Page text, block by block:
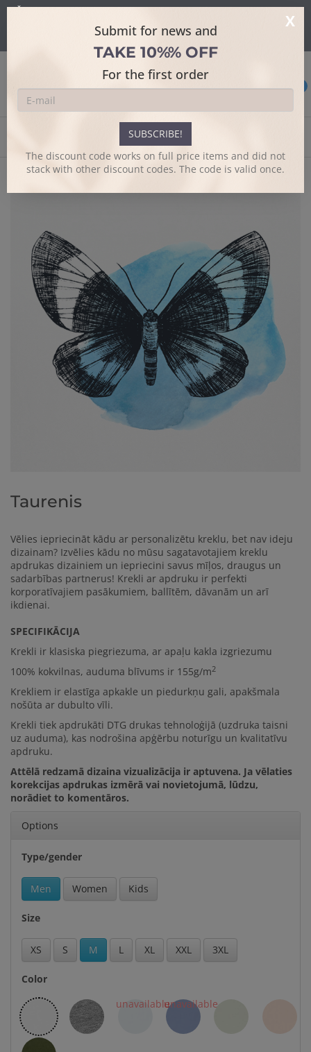
X
Submit for news and
TAKE 10%% OFF
For the first order
SUBSCRIBE!
The discount code works on full price items and did not
stack with other discount codes. The code is valid once.
Taurenis
Taurenis
Vēlies iepriecināt kādu ar personalizētu kreklu, bet nav ideju
dizainam? Izvēlies kādu no mūsu sagatavotajiem kreklu
apdrukas dizainiem un iepriecini savus mīļos, draugus un
sadarbības partnerus! Krekli ar apdruku ir perfekti
korporatīvajiem pasākumiem, ballītēm, dāvanām un arī
ikdienai.
SPECIFIKĀCIJA
Krekli ir klasiska piegriezuma, ar apaļu kakla izgriezumu
100% kokvilnas, auduma blīvums ir 155g/m2
Krekliem ir elastīga apkakle un piedurkņu gali, apakšmala
nošūta ar dubulto vīli.
Krekli tiek apdrukāti DTG drukas tehnoloģijā (uzdruka taisni
uz auduma), kas nodrošina apģērbu noturīgu un kvalitatīvu
apdruku.
Attēlā redzamā dizaina vizualizācija ir aptuvena. Ja vēlaties
korekcijas apdrukas izmērā vai novietojumā, lūdzu,
norādiet to komentāros.
Options
Type/gender
Men Women Kids
Size
XS S M L XL XXL 3XL
Color
papildus funkciju piedāvājumam.